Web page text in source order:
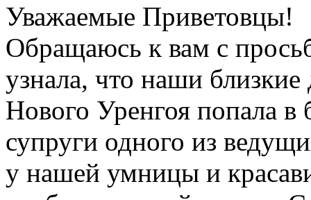
Уважаемые Приветовцы!
Обращаюсь к вам с
узнала, что наши
Нового Уренгоя попала
супруги одного из
у нашей умницы и